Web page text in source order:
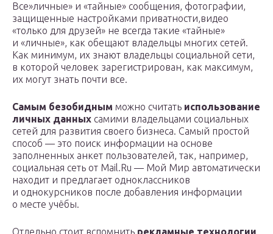
Все»личные» и «тайные» сообщения, фотографии,
защищенные настройками приватности,видео
«только для друзей» не всегда такие «тайные»
и «личные», как обещают владельцы многих сетей.
Как минимум, их знают владельцы социальной сети,
в которой человек зарегистрирован, как максимум,
их могут знать почти все.
Самым безобидным можно считать использование
личных данных самими владельцами социальных
сетей для развития своего бизнеса. Самый простой
способ — это поиск информации на основе
заполненных анкет пользователей, так, например,
социальная сеть от Mail.Ru — Мой Мир автоматически
находит и предлагает одноклассников
и однокурсников после добавления информации
о месте учёбы.
Отдельно стоит вспомнить рекламные технологии